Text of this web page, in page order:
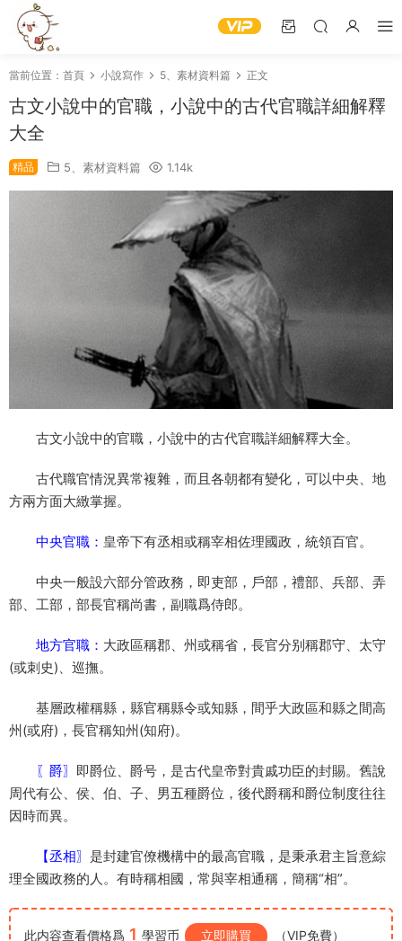
當前位置： 首頁 小說寫作 5、素材資料篇 正文
古文小說中的官職，小說中的古代官職詳細解釋
大全
精品 5、素材資料篇 1.14k
古文小說中的官職，小說中的古代官職詳細解釋大全。
古代職官情況異常複雜，而且各朝都有變化，可以中央、地
方兩方面大緻掌握。
中央官職： 皇帝下有丞相或稱宰相佐理國政，統領百官。
中央一般設六部分管政務，即吏部，戶部，禮部、兵部、弄
部、工部，部長官稱尚書，副職爲侍郎。
地方官職： 大政區稱郡、州或稱省，長官分别稱郡守、太守
(或刺史)、巡撫。
基層政權稱縣，縣官稱縣令或知縣，間乎大政區和縣之間高
州(或府)，長官稱知州(知府)。
〖爵〗 即爵位、爵号，是古代皇帝對貴戚功臣的封賜。舊說
周代有公、侯、伯、子、男五種爵位，後代爵稱和爵位制度往往
因時而異。
【丞相〗 是封建官僚機構中的最高官職，是秉承君主旨意綜
理全國政務的人。有時稱相國，常與宰相通稱，簡稱“相”。
此内容查看價格爲 1 學習币 立即購買
（VIP免費）